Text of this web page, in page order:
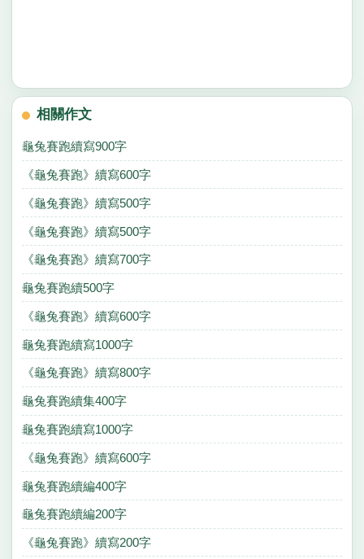
相關作文
龜兔賽跑續寫900字
《龜兔賽跑》續寫600字
《龜兔賽跑》續寫500字
《龜兔賽跑》續寫500字
《龜兔賽跑》續寫700字
龜兔賽跑續500字
《龜兔賽跑》續寫600字
龜兔賽跑續寫1000字
《龜兔賽跑》續寫800字
龜兔賽跑續集400字
龜兔賽跑續寫1000字
《龜兔賽跑》續寫600字
龜兔賽跑續編400字
龜兔賽跑續編200字
《龜兔賽跑》續寫200字